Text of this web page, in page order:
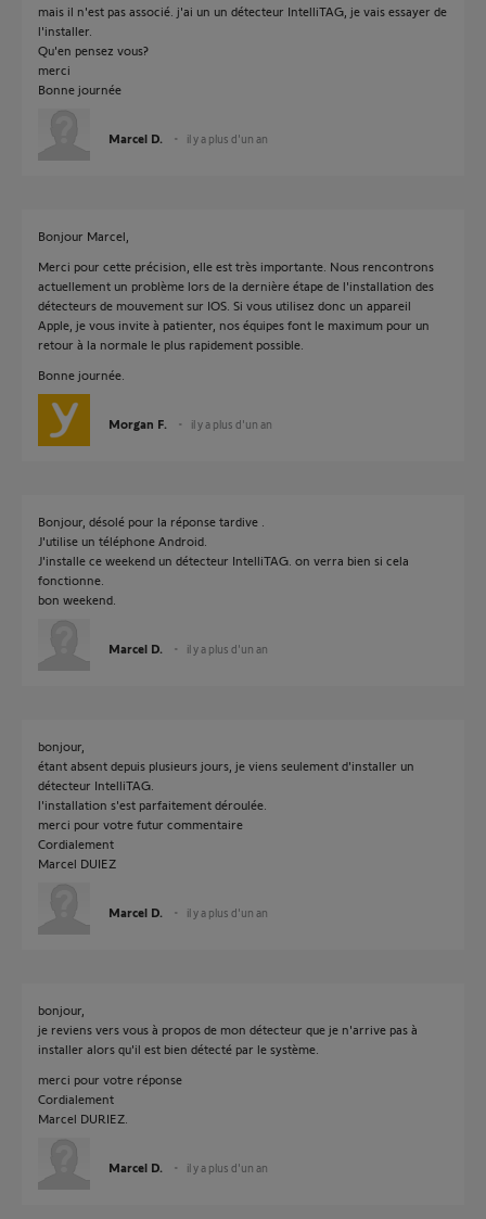
mais il n'est pas associé. j'ai un un détecteur IntelliTAG, je vais essayer de
l'installer.
Qu'en pensez vous?
merci
Bonne journée
Marcel D. il y a plus d'un an
Bonjour Marcel,
Merci pour cette précision, elle est très importante. Nous rencontrons
actuellement un problème lors de la dernière étape de l'installation des
détecteurs de mouvement sur IOS. Si vous utilisez donc un appareil
Apple, je vous invite à patienter, nos équipes font le maximum pour un
retour à la normale le plus rapidement possible.
Bonne journée.
Morgan F. il y a plus d'un an
Bonjour, désolé pour la réponse tardive .
J'utilise un téléphone Android.
J'installe ce weekend un détecteur IntelliTAG. on verra bien si cela
fonctionne.
bon weekend.
Marcel D. il y a plus d'un an
bonjour,
étant absent depuis plusieurs jours, je viens seulement d'installer un
détecteur IntelliTAG.
l'installation s'est parfaitement déroulée.
merci pour votre futur commentaire
Cordialement
Marcel DUIEZ
Marcel D. il y a plus d'un an
bonjour,
je reviens vers vous à propos de mon détecteur que je n'arrive pas à
installer alors qu'il est bien détecté par le système.
merci pour votre réponse
Cordialement
Marcel DURIEZ.
Marcel D. il y a plus d'un an